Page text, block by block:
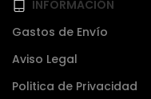
INFORMACIÓN
Gastos de Envío
Aviso Legal
Politica de Privacidad